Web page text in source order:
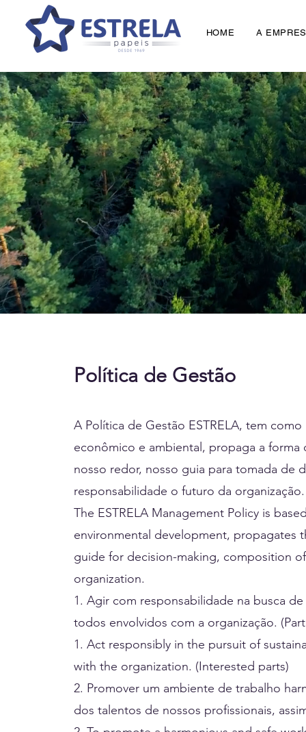
HOME A
Política de Gestão
A Política de Gestão ESTRELA, tem
econômico e ambiental, propaga a
nosso redor, nosso guia para tomada de
responsabilidade o futuro da organização.
The ESTRELA Management Policy is
environmental development, propagates
guide for decision-making, composition
organization.
1. Agir com responsabilidade na busca
todos envolvidos com a organização.
1. Act responsibly in the pursuit of
with the organization. (Interested parts)
2. Promover um ambiente de trabalho
dos talentos de nossos profissionais,